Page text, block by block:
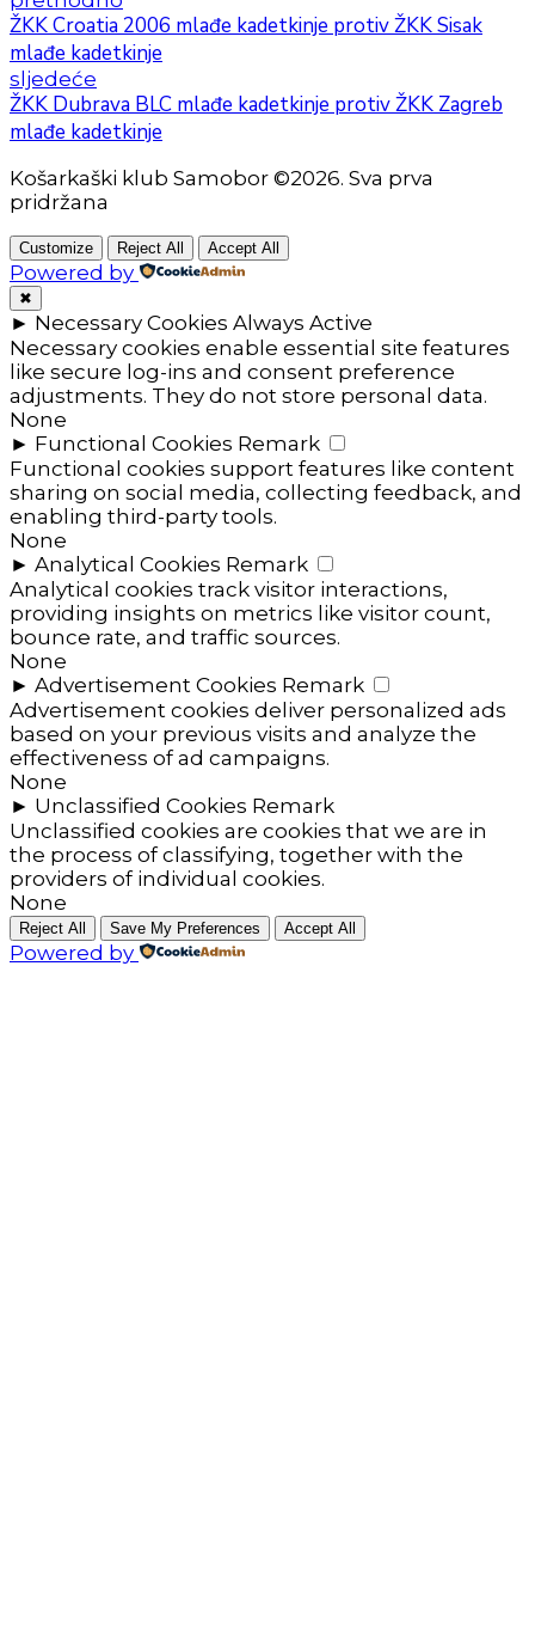
ŽKK Croatia 2006 mlađe kadetkinje protiv ŽKK Sisak
mlađe kadetkinje
sljedeće
ŽKK Dubrava BLC mlađe kadetkinje protiv ŽKK Zagreb
mlađe kadetkinje
Košarkaški klub Samobor ©2026. Sva prva
pridržana
Customize Reject All Accept All
Powered by
✖
► Necessary Cookies Always Active
Necessary cookies enable essential site features
like secure log-ins and consent preference
adjustments. They do not store personal data.
None
► Functional Cookies Remark
Functional cookies support features like content
sharing on social media, collecting feedback, and
enabling third-party tools.
None
► Analytical Cookies Remark
Analytical cookies track visitor interactions,
providing insights on metrics like visitor count,
bounce rate, and traffic sources.
None
► Advertisement Cookies Remark
Advertisement cookies deliver personalized ads
based on your previous visits and analyze the
effectiveness of ad campaigns.
None
► Unclassified Cookies Remark
Unclassified cookies are cookies that we are in
the process of classifying, together with the
providers of individual cookies.
None
Reject All Save My Preferences Accept All
Powered by